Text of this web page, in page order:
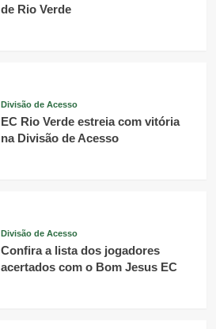
de Rio Verde
Divisão de Acesso
EC Rio Verde estreia com vitória
na Divisão de Acesso
Divisão de Acesso
Confira a lista dos jogadores
acertados com o Bom Jesus EC